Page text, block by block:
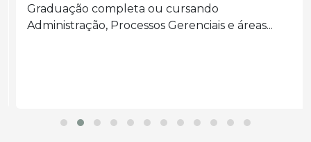
Graduação completa ou cursando
Administração, Processos Gerenciais e áreas...